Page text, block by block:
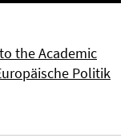
the Academic
Politik